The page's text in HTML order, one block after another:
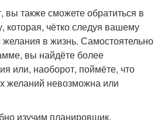
вы также сможете обратиться в
которая, чётко следуя вашему
в жизнь. Самостоятельно
вы найдёте более
или, наоборот, поймёте, что
желаний невозможна или
изучим планировщик,